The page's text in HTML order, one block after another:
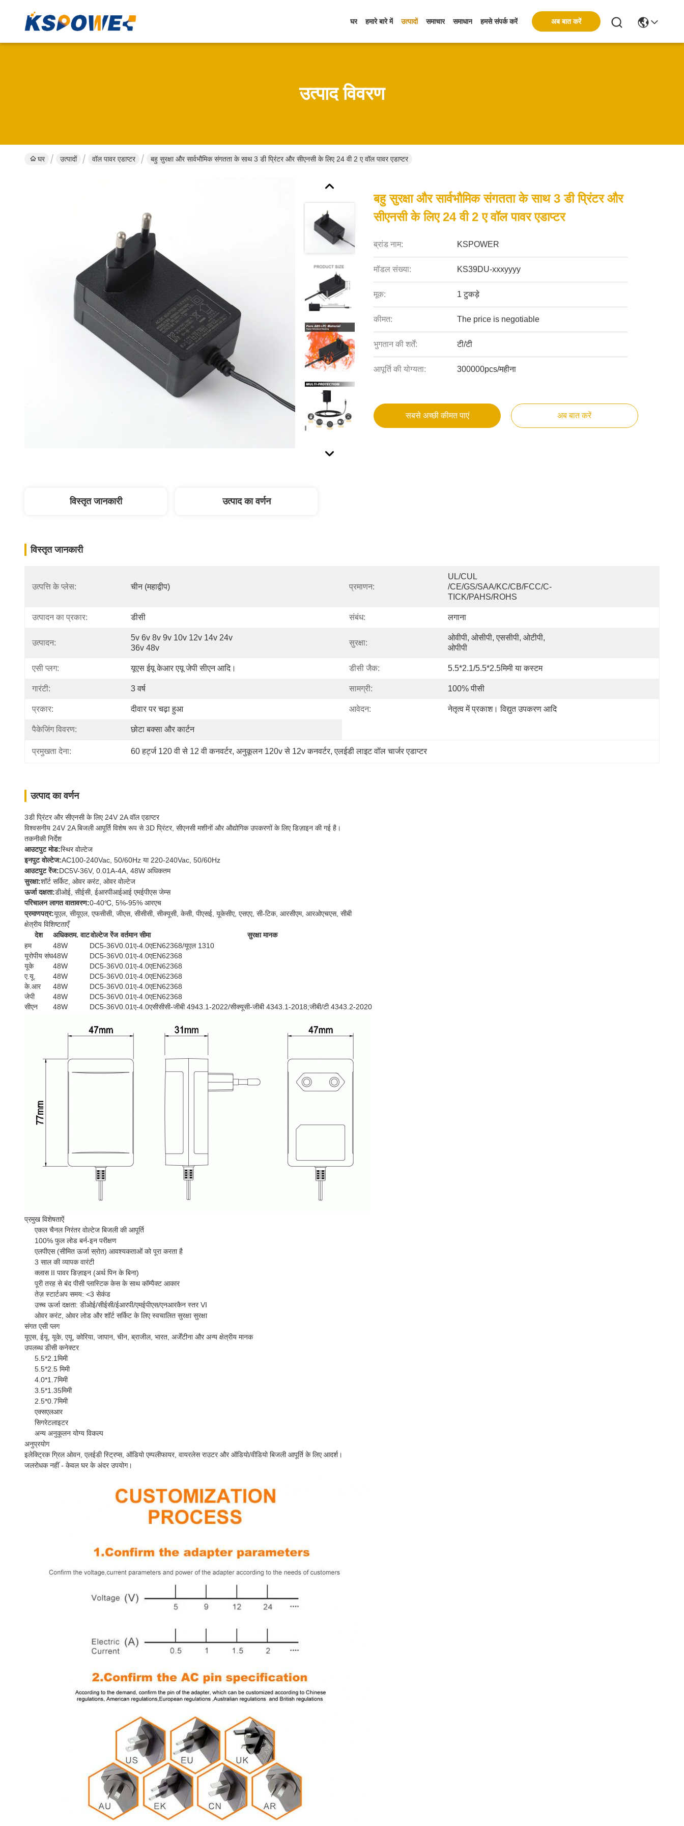
घर हमारे बारे में उत्पादों समाचार समाधान हमसे संपर्क करें अब बात करें
उत्पाद विवरण
घर उत्पादों वॉल पावर एडाप्टर बहु सुरक्षा और सार्वभौमिक संगतता के साथ 3 डी प्रिंटर और सीएनसी के लिए 24 वी 2 ए वॉल पावर एडाप्टर
बहु सुरक्षा और सार्वभौमिक संगतता के साथ 3 डी प्रिंटर और
सीएनसी के लिए 24 वी 2 ए वॉल पावर एडाप्टर
ब्रांड नाम: KSPOWER
मॉडल संख्या: KS39DU-xxxyyyy
मूक: 1 टुकड़े
कीमत: The price is negotiable
भुगतान की शर्तें: टी/टी
आपूर्ति की योग्यता: 300000pcs/महीना
सबसे अच्छी कीमत पाएं अब बात करें
विस्तृत जानकारी उत्पाद का वर्णन
विस्तृत जानकारी
उत्पत्ति के प्लेस: चीन (महाद्वीप) प्रमाणन:
UL/cUL
/CE/GS/SAA/KC/CB/FCC/C-
TICK/PAHS/ROHS
उत्पादन का प्रकार: डीसी संबंध: लगाना
उत्पादन:
5v 6v 8v 9v 10v 12v 14v 24v
36v 48v
सुरक्षा:
ओवीपी, ओसीपी, एससीपी, ओटीपी,
ओपीपी
एसी प्लग: यूएस ईयू केआर एयू जेपी सीएन आदि। डीसी जैक: 5.5*2.1/5.5*2.5मिमी या कस्टम
गारंटी: 3 वर्ष सामग्री: 100% पीसी
प्रकार: दीवार पर चढ़ा हुआ आवेदन: नेतृत्व में प्रकाश। विद्युत उपकरण आदि
पैकेजिंग विवरण: छोटा बक्सा और कार्टन
प्रमुखता देना: 60 हर्ट्ज 120 वी से 12 वी कनवर्टर, अनुकूलन 120v से 12v कनवर्टर, एलईडी लाइट वॉल चार्जर एडाप्टर
उत्पाद का वर्णन
3डी प्रिंटर और सीएनसी के लिए 24V 2A वॉल एडाप्टर
विश्वसनीय 24V 2A बिजली आपूर्ति विशेष रूप से 3D प्रिंटर, सीएनसी मशीनों और औद्योगिक उपकरणों के लिए डिज़ाइन की गई है।
तकनीकी निर्देश
आउटपुट मोड:स्थिर वोल्टेज
इनपुट वोल्टेज:AC100-240Vac, 50/60Hz या 220-240Vac, 50/60Hz
आउटपुट रेंज:DC5V-36V, 0.01A-4A, 48W अधिकतम
सुरक्षा:शॉर्ट सर्किट, ओवर करंट, ओवर वोल्टेज
ऊर्जा दक्षता:डीओई, सीईसी, ईआरपीआईआई एमईपीएस जेम्स
परिचालन लागत वातावरण:0-40℃, 5%-95% आरएच
प्रमाणपत्र:यूएल, सीयूएल, एफसीसी, जीएस, सीसीसी, सीक्यूसी, केसी, पीएसई, यूकेसीए, एसएए, सी-टिक, आरसीएम, आरओएचएस, सीबी
क्षेत्रीय विशिष्टताएँ
देश
अधिकतम. वाटवोल्टेज रेंज वर्तमान सीमा
सुरक्षा मानक
हम
48W DC5-36V0.01ए-4.0एEN62368/यूएल 1310
यूरोपीय संघ48W DC5-36V0.01ए-4.0एEN62368
यूके
48W DC5-36V0.01ए-4.0एEN62368
ए.यू.
48W DC5-36V0.01ए-4.0एEN62368
के.आर
48W DC5-36V0.01ए-4.0एEN62368
जेपी
48W DC5-36V0.01ए-4.0एEN62368
सीएन
48W DC5-36V0.01ए-4.0एसीसीसी-जीबी 4943.1-2022/सीक्यूसी-जीबी 4343.1-2018;जीबी/टी 4343.2-2020
प्रमुख विशेषताऐं
एकल चैनल निरंतर वोल्टेज बिजली की आपूर्ति
100% फुल लोड बर्न-इन परीक्षण
एलपीएस (सीमित ऊर्जा स्रोत) आवश्यकताओं को पूरा करता है
3 साल की व्यापक वारंटी
क्लास II पावर डिज़ाइन (अर्थ पिन के बिना)
पूरी तरह से बंद पीसी प्लास्टिक केस के साथ कॉम्पैक्ट आकार
तेज़ स्टार्टअप समय: <3 सेकंड
उच्च ऊर्जा दक्षता: डीओई/सीईसी/ईआरपी/एमईपीएस/एनआरकैन स्तर VI
ओवर करंट, ओवर लोड और शॉर्ट सर्किट के लिए स्वचालित सुरक्षा सुरक्षा
संगत एसी प्लग
यूएस, ईयू, यूके, एयू, कोरिया, जापान, चीन, ब्राजील, भारत, अर्जेंटीना और अन्य क्षेत्रीय मानक
उपलब्ध डीसी कनेक्टर
5.5*2.1मिमी
5.5*2.5 मिमी
4.0*1.7मिमी
3.5*1.35मिमी
2.5*0.7मिमी
एक्सएलआर
सिगरेटलाइटर
अन्य अनुकूलन योग्य विकल्प
अनुप्रयोग
इलेक्ट्रिक ग्रिल ओवन, एलईडी स्ट्रिप्स, ऑडियो एम्पलीफायर, वायरलेस राउटर और ऑडियो/वीडियो बिजली आपूर्ति के लिए आदर्श।
जलरोधक नहीं - केवल घर के अंदर उपयोग।